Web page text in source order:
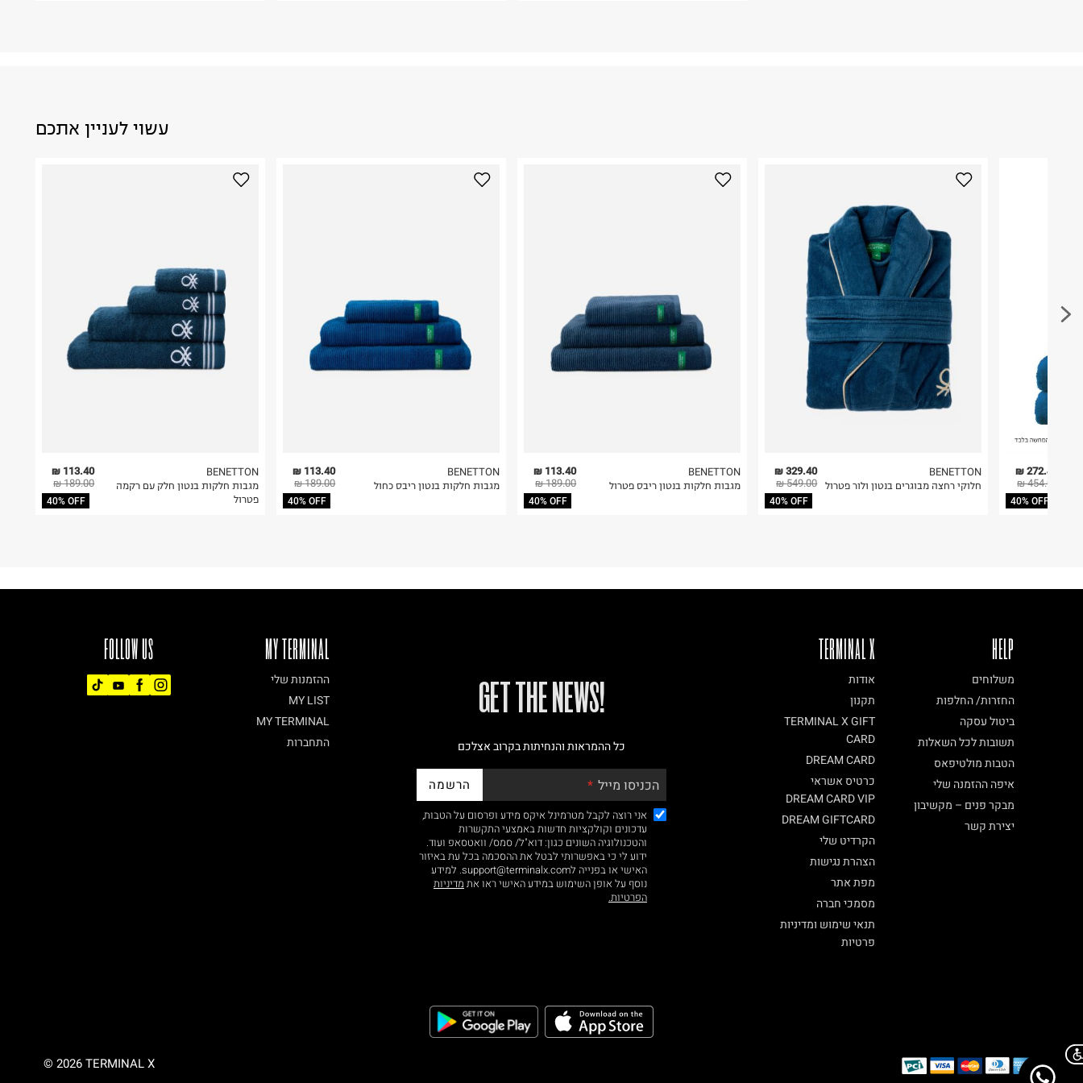
עשוי לעניין אתכם
113.40 ₪
189.00 ₪
40% OFF
BENETTON
מגבות חלקות בנטון חלק עם רקמה
פטרול
113.40 ₪
189.00 ₪
40% OFF
BENETTON
מגבות חלקות בנטון ריבס כחול
113.40 ₪
189.00 ₪
40% OFF
BENETTON
מגבות חלקות בנטון ריבס פטרול
329.40 ₪
549.00 ₪
40% OFF
BENETTON
חלוקי רחצה מבוגרים בנטון ולור פטרול
272.40 ₪
454.00 ₪
40% OFF
FOLLOW US MY TERMINAL
ההזמנות שלי
MY LIST
MY TERMINAL
התחברות
!GET THE NEWS
כל ההמראות והנחיתות בקרוב אצלכם
הכניסו מייל הרשמה
אני רוצה לקבל מטרמינל איקס מידע ופרסום על הטבות,
עדכונים וקולקציות חדשות באמצעי התקשרות
והטכנולוגיה השונים כגון: דוא"ל/ סמס/ וואטסאפ ועוד.
ידוע לי כי באפשרותי לבטל את ההסכמה בכל עת באיזור
האישי או בפנייה לsupport@terminalx.com. למידע
נוסף על אופן השימוש במידע האישי ראו את מדיניות
הפרטיות.
TERMINAL X
אודות
תקנון
TERMINAL X GIFT
CARD
DREAM CARD
כרטיס אשראי
DREAM CARD VIP
DREAM GIFTCARD
הקרדיט שלי
הצהרת נגישות
מפת אתר
מסמכי חברה
תנאי שימוש ומדיניות
פרטיות
HELP
משלוחים
החזרות/ החלפות
ביטול עסקה
תשובות לכל השאלות
הטבות מולטיפאס
איפה ההזמנה שלי
מבקר פנים – מקשיבון
יצירת קשר
© 2026 TERMINAL X